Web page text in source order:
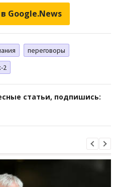
Google.News
переговоры
2
статьи, подпишись: